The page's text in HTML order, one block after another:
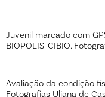
Juvenil marcado com
BIOPOLIS-CIBIO.
Avaliação da condição
Fotografias Uliana de